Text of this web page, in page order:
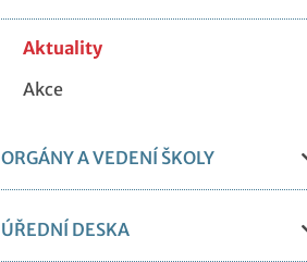
Aktuality
Akce
ORGÁNY A VEDENÍ ŠKOLY
ÚŘEDNÍ DESKA